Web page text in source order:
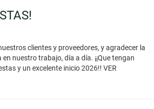
clientes y proveedores, y agradecer la
nuestro trabajo, día a día. ¡¡Que tengan
y un excelente inicio 2026!! VER